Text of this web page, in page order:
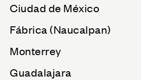
Ciudad de México
Fábrica (Naucalpan)
Monterrey
Guadalajara